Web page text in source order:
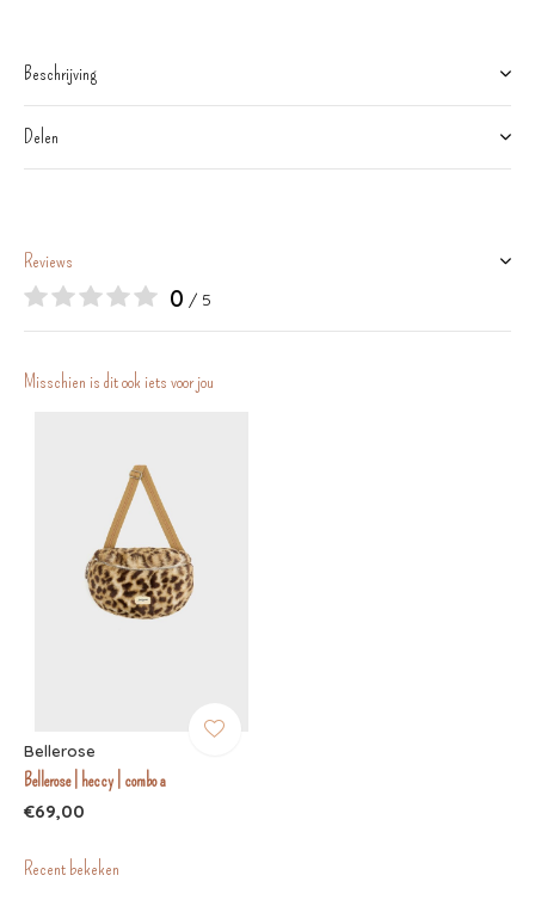
Beschrijving
Delen
Reviews
0 / 5
Misschien is dit ook iets voor jou
Bellerose
Bellerose | heccy | combo a
€69,00
Recent bekeken